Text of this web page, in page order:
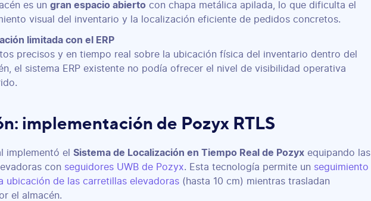
es un gran espacio abierto con chapa metálica apilada, lo que dificulta el
visual del inventario y la localización eficiente de pedidos concretos.
limitada con el ERP
precisos y en tiempo real sobre la ubicación física del inventario dentro del
el sistema ERP existente no podía ofrecer el nivel de visibilidad operativa
implementación de Pozyx RTLS
implementó el Sistema de Localización en Tiempo Real de Pozyx equipando las
con seguidores UWB de Pozyx. Esta tecnología permite un seguimiento
ubicación de las carretillas elevadoras (hasta 10 cm) mientras trasladan
el almacén.